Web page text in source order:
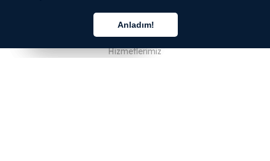
Anladım!
Hakkımızda
Hizmetlerimiz
Türkçe
Türkçe
Türkçe